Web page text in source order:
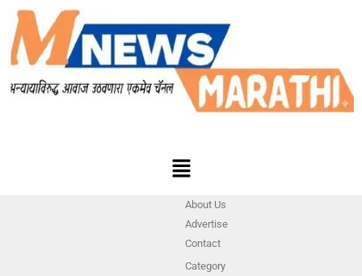
About Us
Advertise
Contact
Category